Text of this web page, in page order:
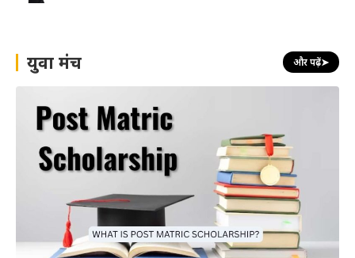
युवा मंच और पढ़ें➤